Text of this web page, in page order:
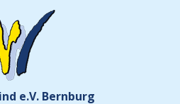
e.V. Bernburg